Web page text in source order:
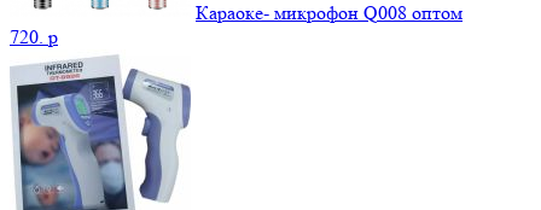
Караоке- микрофон Q008 оптом
720. p